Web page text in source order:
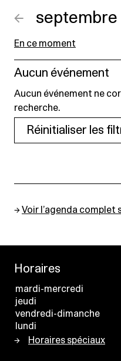
← septembre
En ce moment
Aucun événement
Aucun événement ne
recherche.
Réinitialiser les
→Voir l’agenda complet
Horaires
mardi-mercredi
jeudi
vendredi-dimanche
lundi
Horaires spéciaux